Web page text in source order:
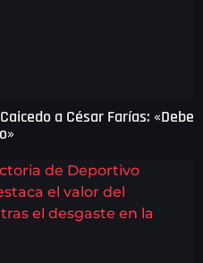
a César Farías: «Debe